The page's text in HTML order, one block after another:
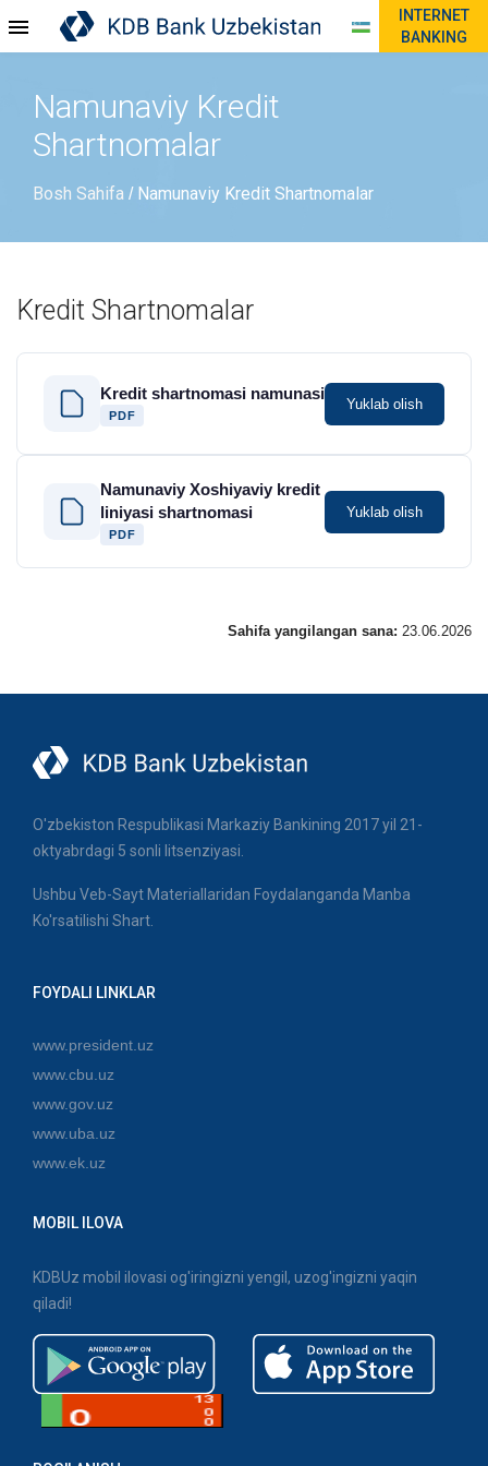
INTERNET
BANKING
Namunaviy Kredit
Shartnomalar
Bosh Sahifa / Namunaviy Kredit Shartnomalar
Kredit Shartnomalar
Kredit shartnomasi namunasi
PDF
Yuklab olish
Namunaviy Xoshiyaviy kredit
liniyasi shartnomasi
PDF
Yuklab olish
Sahifa yangilangan sana: 23.06.2026
O'zbekiston Respublikasi Markaziy Bankining 2017 yil 21-
oktyabrdagi 5 sonli litsenziyasi.
Ushbu Veb-Sayt Materiallaridan Foydalanganda Manba
Ko'rsatilishi Shart.
FOYDALI LINKLAR
www.president.uz
www.cbu.uz
www.gov.uz
www.uba.uz
www.ek.uz
MOBIL ILOVA
KDBUz mobil ilovasi og'iringizni yengil, uzog'ingizni yaqin
qiladi!